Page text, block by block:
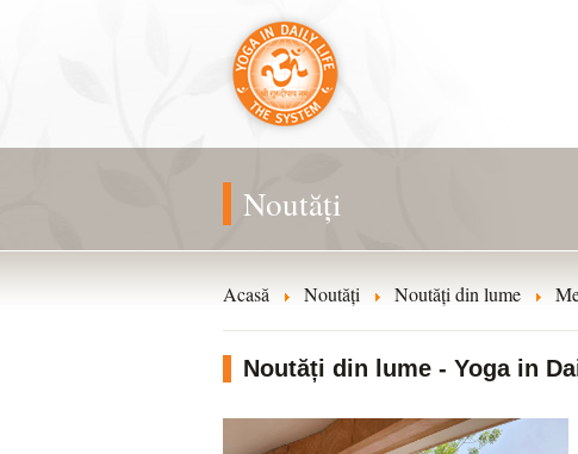
Noutăți
Acasă Noutăți Noutăți din lume
Noutăți din lume - Yoga in